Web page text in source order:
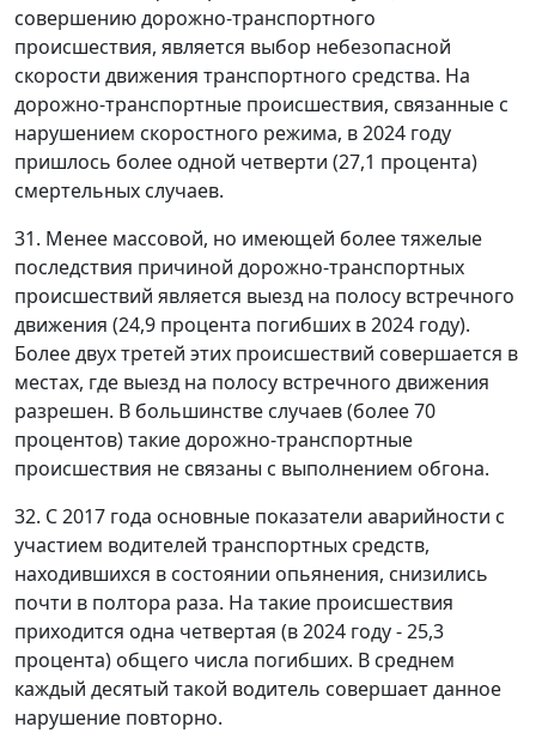
совершению дорожно-транспортного
происшествия, является выбор небезопасной
скорости движения транспортного средства. На
дорожно-транспортные происшествия, связанные с
нарушением скоростного режима, в 2024 году
пришлось более одной четверти (27,1 процента)
смертельных случаев.
31. Менее массовой, но имеющей более тяжелые
последствия причиной дорожно-транспортных
происшествий является выезд на полосу встречного
движения (24,9 процента погибших в 2024 году).
Более двух третей этих происшествий совершается в
местах, где выезд на полосу встречного движения
разрешен. В большинстве случаев (более 70
процентов) такие дорожно-транспортные
происшествия не связаны с выполнением обгона.
32. С 2017 года основные показатели аварийности с
участием водителей транспортных средств,
находившихся в состоянии опьянения, снизились
почти в полтора раза. На такие происшествия
приходится одна четвертая (в 2024 году - 25,3
процента) общего числа погибших. В среднем
каждый десятый такой водитель совершает данное
нарушение повторно.